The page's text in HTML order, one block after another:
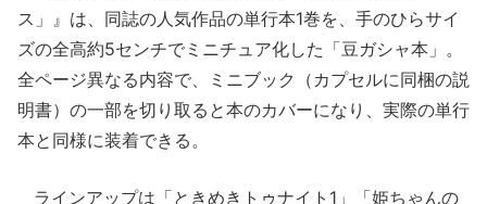
ス」』は、同誌の人気作品の単行本1巻を、手のひらサイ
ズの全高約5センチでミニチュア化した「豆ガシャ本」。
全ページ異なる内容で、ミニブック（カプセルに同梱の説
明書）の一部を切り取ると本のカバーになり、実際の単行
本と同様に装着できる。
ラインアップは「ときめきトゥナイト1」「姫ちゃんの